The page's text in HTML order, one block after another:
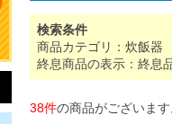
検索条件
商品カテゴリ：炊飯器
終息商品の表示：終息
38件の商品がございます